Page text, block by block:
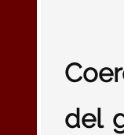
del